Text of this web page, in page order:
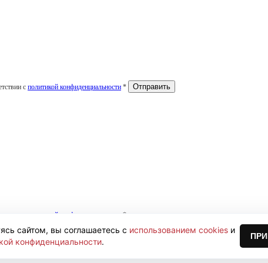
с политикой конфиденциальности *
с политикой конфиденциальности *
сайтом, вы соглашаетесь с использованием cookies и
конфиденциальности.